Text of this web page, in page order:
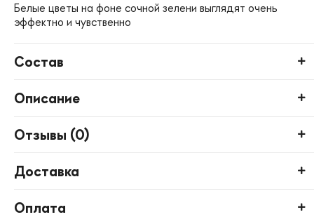
Белые цветы на фоне сочной зелени выглядят очень
эффектно и чувственно
Состав
Описание
Отзывы (0)
Доставка
Оплата